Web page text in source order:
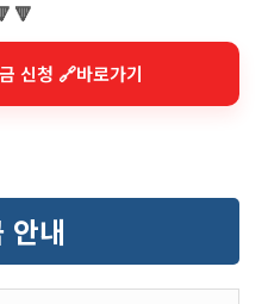
🔻
신청 🔗바로가기
안내